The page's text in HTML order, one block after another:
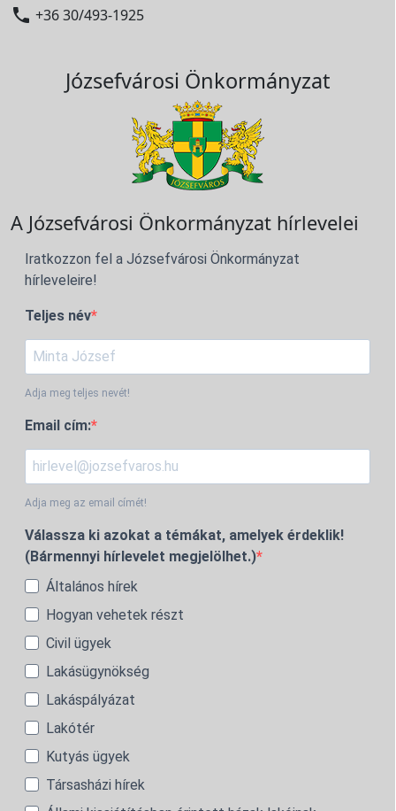
 +36 30/493-1925
Józsefvárosi Önkormányzat
A Józsefvárosi Önkormányzat hírlevelei
Iratkozzon fel a Józsefvárosi Önkormányzat
hírleveleire!
Teljes név
Adja meg teljes nevét!
Email cím:
Adja meg az email címét!
Válassza ki azokat a témákat, amelyek érdeklik!
(Bármennyi hírlevelet megjelölhet.)
Általános hírek
Hogyan vehetek részt
Civil ügyek
Lakásügynökség
Lakáspályázat
Lakótér
Kutyás ügyek
Társasházi hírek